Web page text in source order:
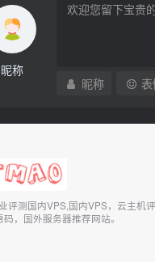
昵称
昵称
评测国内VPS,国内VPS，云主机评
，国外服务器推荐网站。